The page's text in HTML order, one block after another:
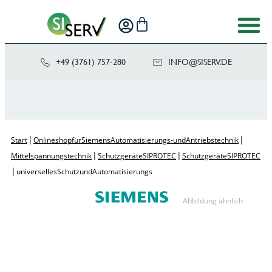
+49 (3761) 757-280 ED.VRE
SIS@OF
NI
Start | Onlineshop für Siemens Automatisierungs- und Antriebstechnik |
Mittelspannungstechnik | Schutzgeräte SIPROTEC | Schutzgeräte SIPROTEC
| universelles Schutz und Automatisierungs
Abbildung ähnlich